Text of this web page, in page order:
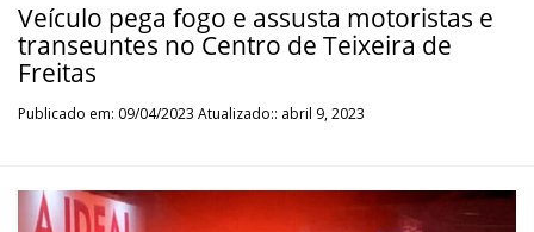
Veículo pega fogo e assusta motoristas e
transeuntes no Centro de Teixeira de
Freitas
Publicado em: 09/04/2023 Atualizado:: abril 9, 2023